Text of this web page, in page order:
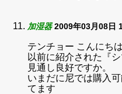
加湿器 2009年03月08日
テンチョー こんにちは
以前に紹介された『
見通し良好ですか。
いまだに尼では購入
てます